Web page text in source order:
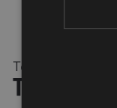
Testimonials